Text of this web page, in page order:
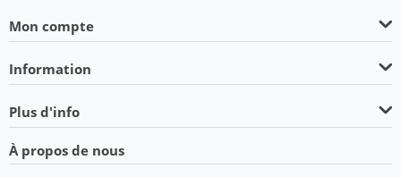
Mon compte
Information
Plus d'info
À propos de nous